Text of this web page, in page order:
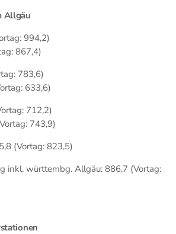
Allgäu
994,2)
867,4)
783,6)
633,6)
712,2)
743,9)
(Vortag: 823,5)
inkl. württembg. Allgäu: 886,7 (Vortag: